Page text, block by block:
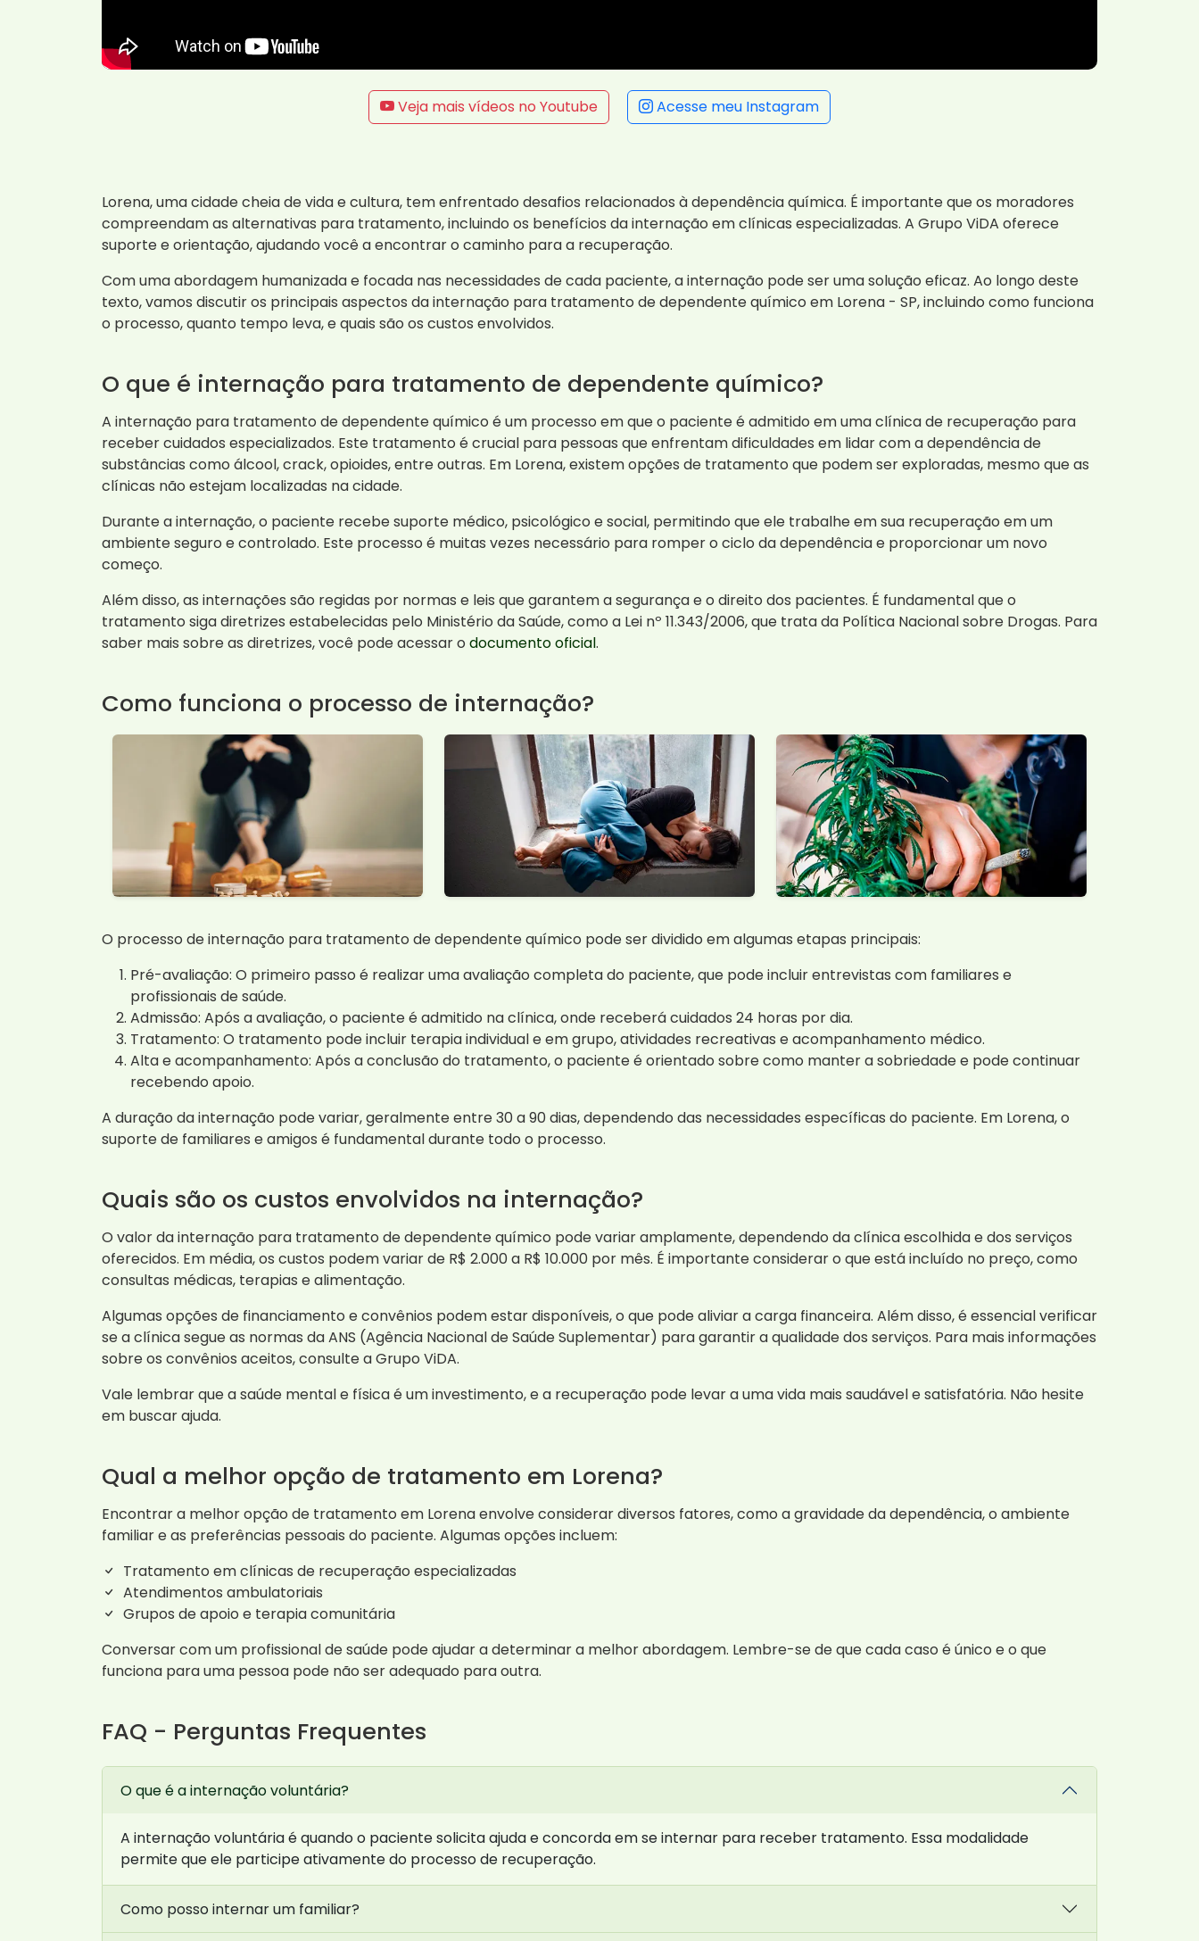
Veja mais vídeos no Youtube Acesse meu Instagram
Lorena, uma cidade cheia de vida e cultura, tem enfrentado desafios relacionados à dependência química. É importante que os moradores
compreendam as alternativas para tratamento, incluindo os benefícios da internação em clínicas especializadas. A Grupo ViDA oferece
suporte e orientação, ajudando você a encontrar o caminho para a recuperação.
Com uma abordagem humanizada e focada nas necessidades de cada paciente, a internação pode ser uma solução eficaz. Ao longo deste
texto, vamos discutir os principais aspectos da internação para tratamento de dependente químico em Lorena - SP, incluindo como funciona
o processo, quanto tempo leva, e quais são os custos envolvidos.
O que é internação para tratamento de dependente químico?
A internação para tratamento de dependente químico é um processo em que o paciente é admitido em uma clínica de recuperação para
receber cuidados especializados. Este tratamento é crucial para pessoas que enfrentam dificuldades em lidar com a dependência de
substâncias como álcool, crack, opioides, entre outras. Em Lorena, existem opções de tratamento que podem ser exploradas, mesmo que as
clínicas não estejam localizadas na cidade.
Durante a internação, o paciente recebe suporte médico, psicológico e social, permitindo que ele trabalhe em sua recuperação em um
ambiente seguro e controlado. Este processo é muitas vezes necessário para romper o ciclo da dependência e proporcionar um novo
começo.
Além disso, as internações são regidas por normas e leis que garantem a segurança e o direito dos pacientes. É fundamental que o
tratamento siga diretrizes estabelecidas pelo Ministério da Saúde, como a Lei nº 11.343/2006, que trata da Política Nacional sobre Drogas. Para
saber mais sobre as diretrizes, você pode acessar o documento oficial.
Como funciona o processo de internação?
O processo de internação para tratamento de dependente químico pode ser dividido em algumas etapas principais:
Pré-avaliação: O primeiro passo é realizar uma avaliação completa do paciente, que pode incluir entrevistas com familiares e
profissionais de saúde.
Admissão: Após a avaliação, o paciente é admitido na clínica, onde receberá cuidados 24 horas por dia.
Tratamento: O tratamento pode incluir terapia individual e em grupo, atividades recreativas e acompanhamento médico.
Alta e acompanhamento: Após a conclusão do tratamento, o paciente é orientado sobre como manter a sobriedade e pode continuar
recebendo apoio.
A duração da internação pode variar, geralmente entre 30 a 90 dias, dependendo das necessidades específicas do paciente. Em Lorena, o
suporte de familiares e amigos é fundamental durante todo o processo.
Quais são os custos envolvidos na internação?
O valor da internação para tratamento de dependente químico pode variar amplamente, dependendo da clínica escolhida e dos serviços
oferecidos. Em média, os custos podem variar de R$ 2.000 a R$ 10.000 por mês. É importante considerar o que está incluído no preço, como
consultas médicas, terapias e alimentação.
Algumas opções de financiamento e convênios podem estar disponíveis, o que pode aliviar a carga financeira. Além disso, é essencial verificar
se a clínica segue as normas da ANS (Agência Nacional de Saúde Suplementar) para garantir a qualidade dos serviços. Para mais informações
sobre os convênios aceitos, consulte a Grupo ViDA.
Vale lembrar que a saúde mental e física é um investimento, e a recuperação pode levar a uma vida mais saudável e satisfatória. Não hesite
em buscar ajuda.
Qual a melhor opção de tratamento em Lorena?
Encontrar a melhor opção de tratamento em Lorena envolve considerar diversos fatores, como a gravidade da dependência, o ambiente
familiar e as preferências pessoais do paciente. Algumas opções incluem:
Tratamento em clínicas de recuperação especializadas
Atendimentos ambulatoriais
Grupos de apoio e terapia comunitária
Conversar com um profissional de saúde pode ajudar a determinar a melhor abordagem. Lembre-se de que cada caso é único e o que
funciona para uma pessoa pode não ser adequado para outra.
FAQ - Perguntas Frequentes
O que é a internação voluntária?
A internação voluntária é quando o paciente solicita ajuda e concorda em se internar para receber tratamento. Essa modalidade
permite que ele participe ativamente do processo de recuperação.
Como posso internar um familiar?